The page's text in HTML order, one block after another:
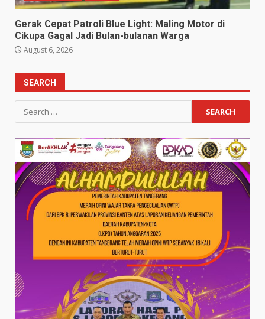
Gerak Cepat Patroli Blue Light: Maling Motor di
Cikupa Gagal Jadi Bulan-bulanan Warga
August 6, 2026
SEARCH
Search
for: